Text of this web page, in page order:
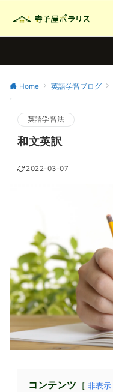
Home 英語学習ブログ
英語学習法
和文英訳
2022-03-07
コンテンツ 非表示